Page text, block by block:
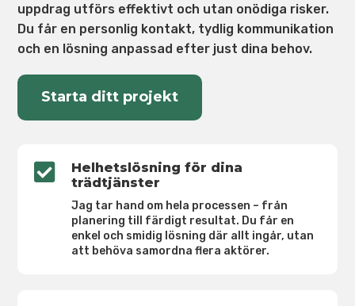
uppdrag utförs effektivt och utan onödiga risker.
Du får en personlig kontakt, tydlig kommunikation
och en lösning anpassad efter just dina behov.
Starta ditt projekt

Helhetslösning för dina
trädtjänster
Jag tar hand om hela processen – från
planering till färdigt resultat. Du får en
enkel och smidig lösning där allt ingår, utan
att behöva samordna flera aktörer.